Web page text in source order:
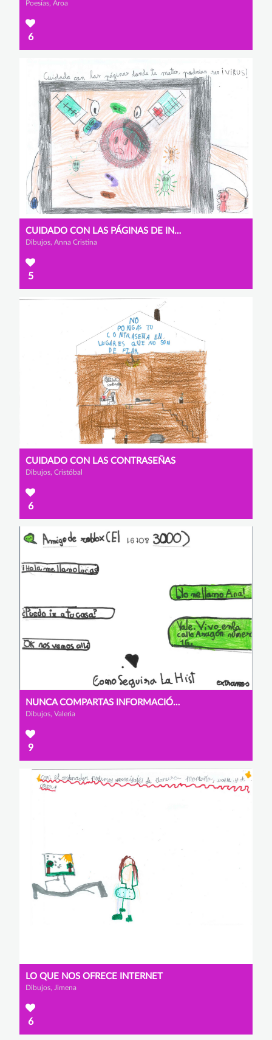
Poesías, Aroa
6
CUIDADO CON LAS PÁGINAS DE INTERNET
Dibujos, Anna Cristina
5
CUIDADO CON LAS CONTRASEÑAS
Dibujos, Cristóbal
6
NUNCA COMPARTAS INFORMACIÓN CON EXTRAÑOS
Dibujos, Valeria
9
LO QUE NOS OFRECE INTERNET
Dibujos, Jimena
6